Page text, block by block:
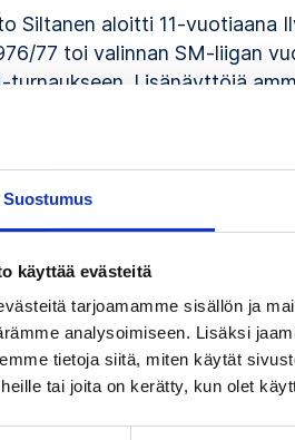
Suostumus
käyttää evästeitä
tarjoamamme sisällön ja
analysoimiseen. Lisäksi
tietoja siitä, miten käytät
tai joita on kerätty, kun olet
Siltanen aloitti 11-vuotiaana
77 toi valinnan SM-liigan
turnaukseen. Lisänäyttöjä
sekä 1978 että 1979.
Oilersissa keväällä
NHL:ään. Pienestä
myytiin Hartford
hänet määrättiin
Nordiquesia vastaan.
NHL-uransa jälkeen
Uransa loppupuolella
liigaan.